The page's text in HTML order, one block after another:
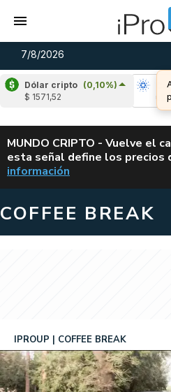
7/8/2026
Dólar cripto (0,10%)
$ 1571,52
Ripple (-2,20%)
u$s 1,03
u$s
ALERTA
MUNDO CRIPTO - Vuelve el
esta señal define los precios
información
COFFEE BREAK
IPROUP COFFEE BREAK